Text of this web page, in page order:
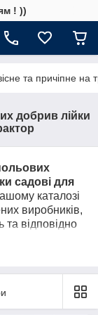
! ))
та причіпне на
добрив лійки
садові для
каталозі
виробників,
та відповідно